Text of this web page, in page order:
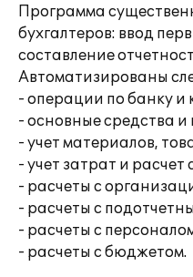
Программа
бухгалтеров: ввод
составление
Автоматизированы
- операции по банку и
- основные средства
- учет материалов,
- учет затрат и расчет
- расчеты с
- расчеты с
- расчеты с
- расчеты с бюджетом.